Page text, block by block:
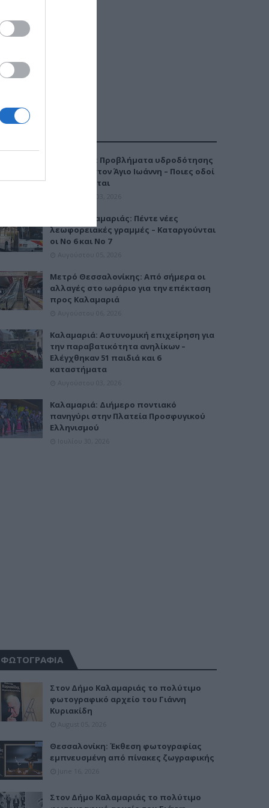
Καλαμαριά: Προβλήματα υδροδότησης
την Τρίτη στον Άγιο Ιωάννη – Ποιες οδοί
επηρεάζονται
Μετρό Καλαμαριάς: Πέντε νέες
λεωφορειακές γραμμές – Καταργούνται
οι Νο 6 και Νο 7
Μετρό Θεσσαλονίκης: Από σήμερα οι
αλλαγές στο ωράριο για την επέκταση
προς Καλαμαριά
Καλαμαριά: Αστυνομική επιχείρηση για
την παραβατικότητα ανηλίκων –
Ελέγχθηκαν 51 παιδιά και 6
καταστήματα
Καλαμαριά: Διήμερο ποντιακό
πανηγύρι στην Πλατεία Προσφυγικού
Ελληνισμού
ΦΩΤΟΓΡΑΦΙΑ
Στον Δήμο Καλαμαριάς το πολύτιμο
φωτογραφικό αρχείο του Γιάννη
Κυριακίδη
Θεσσαλονίκη: Έκθεση φωτογραφίας
εμπνευσμένη από πίνακες ζωγραφικής
Στον Δήμο Καλαμαριάς το πολύτιμο